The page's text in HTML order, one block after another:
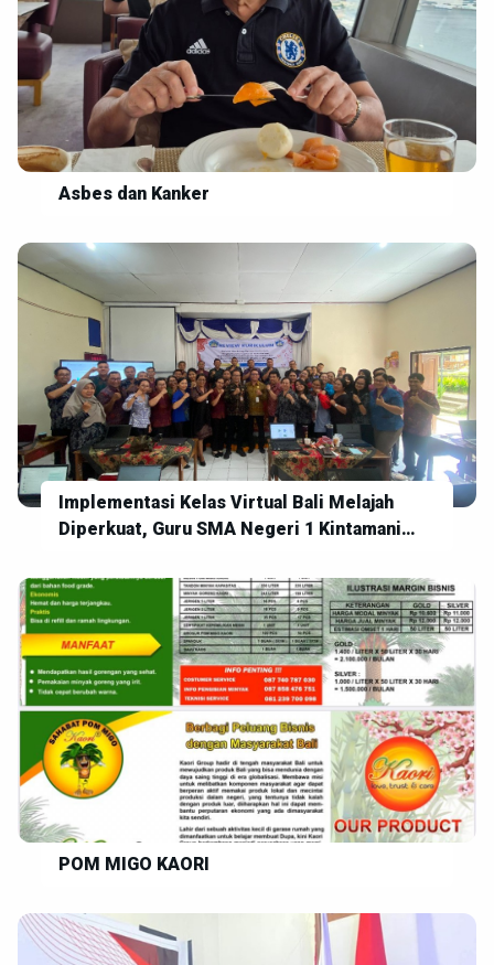
Asbes dan Kanker
Implementasi Kelas Virtual Bali Melajah
Diperkuat, Guru SMA Negeri 1 Kintamani
Inovatif
POM MIGO KAORI